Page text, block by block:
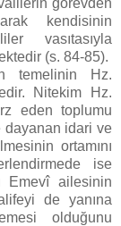
kendisinin
vasıtasıyla
(s. 84-85).
temelinin Hz.
Nitekim Hz.
eden toplumu
dayanan idari ve
ortamını
ise
Emevî ailesinin
de yanına
olduğunu